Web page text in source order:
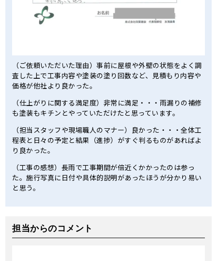
（ご依頼いただいた理由）事前に屋根や外壁の状態をよく調
査した上で工事内容や塗装の塗り回数など、見積もり内容や
価格が他社より良かった。
（仕上がりに関する満足度）非常に満足・・・雨漏りの補修
も塗装もキチンとやっていただけたと思っています。
（担当スタッフや現場職人のマナー）良かった・・・全体工
程表と日々の予定と結果（進捗）がすぐ判るものがあればよ
り良かった。
（工事の感想）長雨で工事期間が倍近くかかったのは参っ
た。施行写真に日付や具体的説明があったほうが分かり易い
と思う。
担当からのコメント